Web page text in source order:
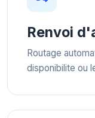
Renvoi
Routage
disponibilite ou